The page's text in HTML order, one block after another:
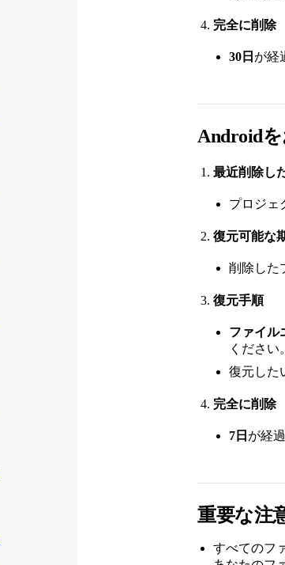
完全に削除
30日 が経
Androidを
最近削除し
プロジェ
復元可能な
削除した
復元手順
ファイル
ください。
復元した
完全に削除
7日 が経
重要な注
すべてのフ